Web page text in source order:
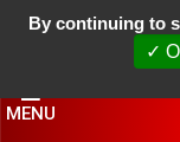
(+33)
MENU
By continuing to
✓